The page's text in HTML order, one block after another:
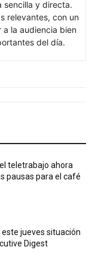
sencilla y directa.
relevantes, con un
la audiencia bien
del día.
teletrabajo ahora
pausas para el café
jueves situación
Digest